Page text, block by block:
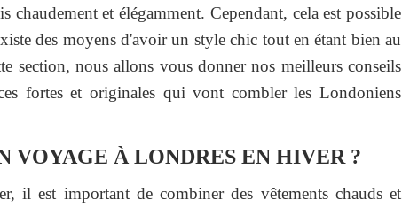
et élégamment. Cependant, cela est possible
des moyens d'avoir un style chic tout en étant bien au
section, nous allons vous donner nos meilleurs conseils
fortes et originales qui vont combler les Londoniens
À LONDRES EN HIVER ?
il est important de combiner des vêtements chauds et